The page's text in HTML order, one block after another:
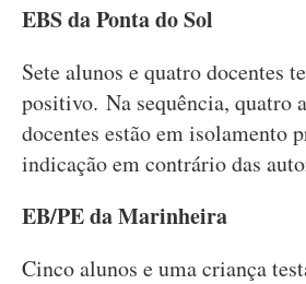
EBS da Ponta do Sol
Sete alunos e quatro docentes
positivo. Na sequência, quatro
docentes estão em isolamento
indicação em contrário das
EB/PE da Marinheira
Cinco alunos e uma criança